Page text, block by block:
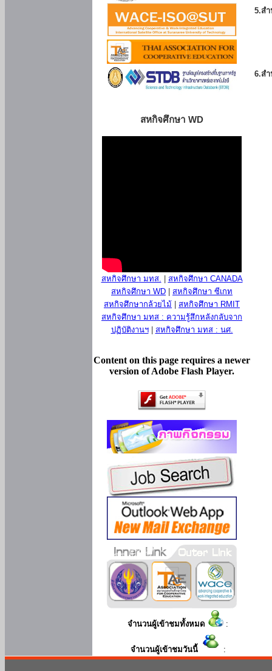
สหกิจศึกษา WD
สหกิจศึกษา มทส.
สหกิจศึกษา CANADA
สหกิจศึกษา WD
สหกิจศึกษา ซีเกท
สหกิจศึกษากล้วยไม้
สหกิจศึกษา RMIT
สหกิจศึกษา มทส : ความรู้สึกหลังกลับจาก
ปฏิบัติงานฯ| สหกิจศึกษา มทส : นศ.
Content on this page requires a newer
version of Adobe Flash Player.
จำนวนผู้เข้าชมทั้งหมด :
จำนวนผู้เข้าชมวันนี้ :
5.ส
6.ส